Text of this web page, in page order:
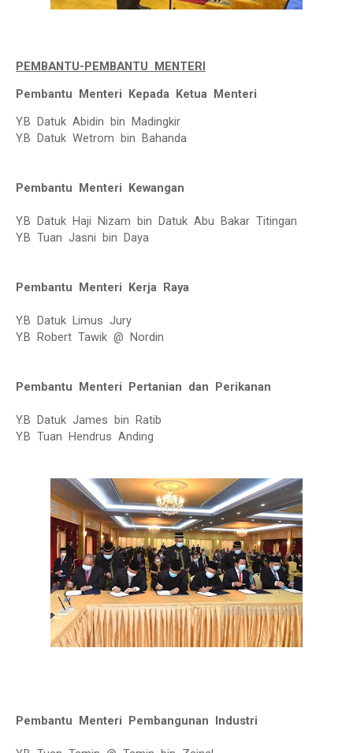
PEMBANTU-PEMBANTU MENTERI
Pembantu Menteri Kepada Ketua Menteri
Y.B Datuk Abidin bin Madingkir
Y.B Datuk Wetrom bin Bahanda
Pembantu Menteri Kewangan
Y.B Datuk Haji Nizam bin Datuk Abu Bakar Titingan
Y.B Tuan Jasni bin Daya
Pembantu Menteri Kerja Raya
Y.B Datuk Limus Jury
Y.B Robert Tawik @ Nordin
Pembantu Menteri Pertanian dan Perikanan
Y.B Datuk James bin Ratib
Y.B Tuan Hendrus Anding
Pembantu Menteri Pembangunan Industri